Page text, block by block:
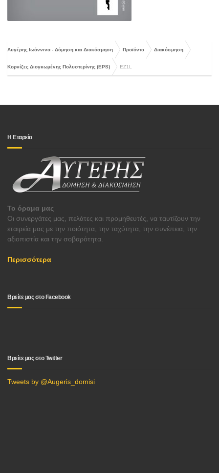
Αυγέρης Ιωάννινα - Δόμηση και Διακόσμηση Προϊόντα Διακόσμηση
Κορνίζες Διογκωμένης Πολυστερίνης (EPS) EZ1L
Η Εταρεία
Το όραμα μας
Οι συνεργάτες μας, πελάτες και προμηθευτές, να ταυτίζουν την
εταιρεία μας με την ποιότητα, την ταχύτητα, την συνέπεια, την
αξιοπιστία και την σοβαρότητα.
Περισσότερα
Βρείτε μας στο Facebook
Βρείτε μας στο Twitter
Tweets by @Augeris_domisi